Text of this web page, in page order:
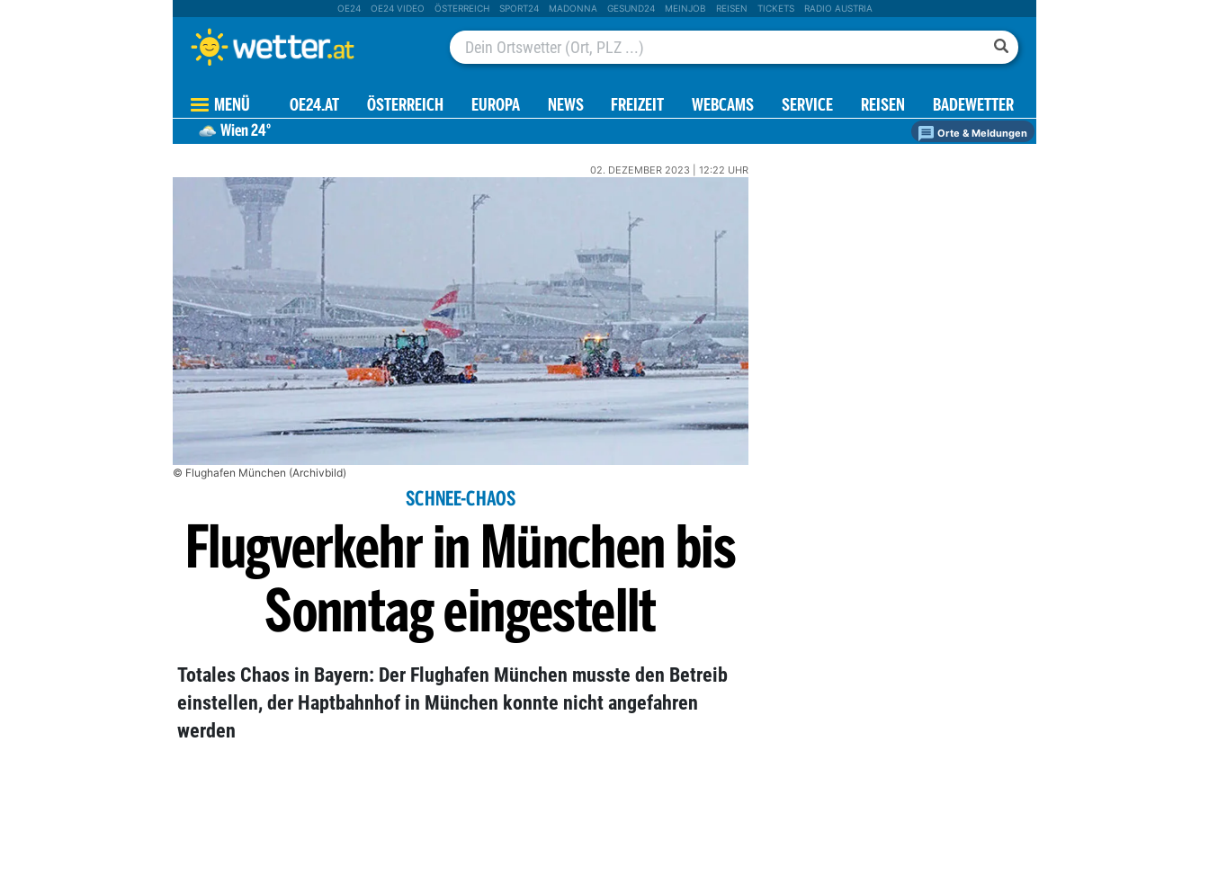
OE24 OE24 VIDEO ÖSTERREICH SPORT24 MADONNA GESUND24 MEINJOB REISEN TICKETS RADIO AUSTRIA
MENÜ OE24.AT ÖSTERREICH EUROPA NEWS FREIZEIT WEBCAMS SERVICE REISEN BADEWETTER
Wien24° Orte & Meldungen
02. DEZEMBER 2023 | 12:22 UHR
© Flughafen München (Archivbild)
SCHNEE-CHAOS
Flugverkehr in München bis
Sonntag eingestellt
Totales Chaos in Bayern: Der Flughafen München musste den Betreib
einstellen, der Haptbahnhof in München konnte nicht angefahren
werden